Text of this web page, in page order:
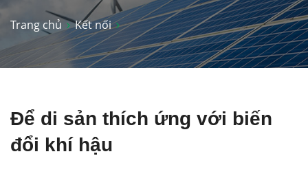
Trang chủ Kết nối
Để di sản thích ứng với biến
đổi khí hậu